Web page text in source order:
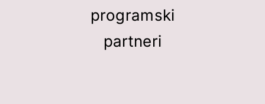
programski
partneri